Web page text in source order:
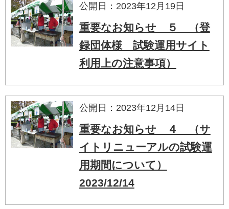
公開日：2023年12月19日
重要なお知らせ ５ （登
録団体様 試験運用サイト
利用上の注意事項）
公開日：2023年12月14日
重要なお知らせ ４ （サ
イトリニューアルの試験運
用期間について）
2023/12/14